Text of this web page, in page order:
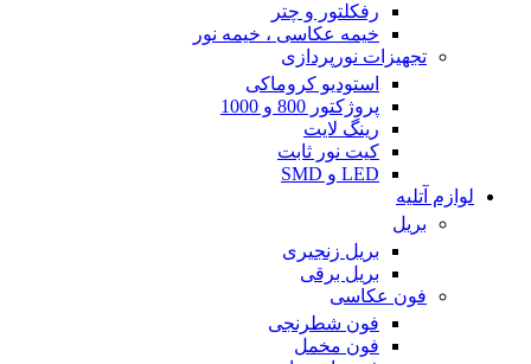
رفکلتور و چتر
خیمه عکاسی ، خیمه نور
تجهیزات نورپردازی
استودیو کروماکی
پروژکتور 800 و 1000
رینگ لایت
کیت نور ثابت
LED و SMD
لوازم آتلیه
بریل
بریل زنجیری
بریل برقی
فون عکاسی
فون شطرنجی
فون مخمل